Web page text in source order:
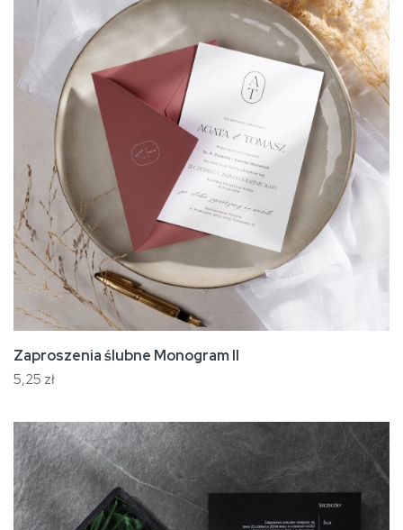
Zaproszenia ślubne Monogram II
5,25 zł